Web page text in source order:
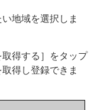
地域を選択しま
得する］をタップ
得し登録できま